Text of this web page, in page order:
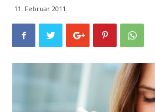
11. Februar 2011